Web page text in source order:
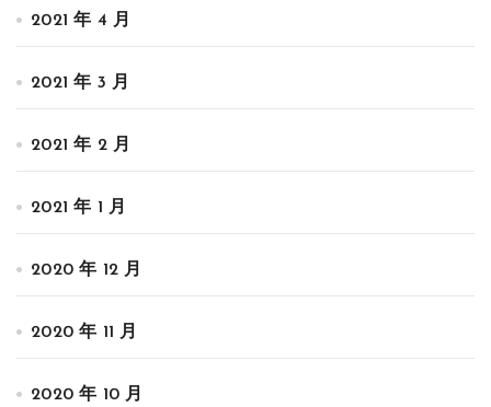
2021 年 4 月
2021 年 3 月
2021 年 2 月
2021 年 1 月
2020 年 12 月
2020 年 11 月
2020 年 10 月